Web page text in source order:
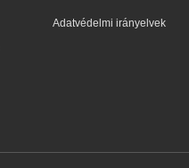
Adatvédelmi irányelvek